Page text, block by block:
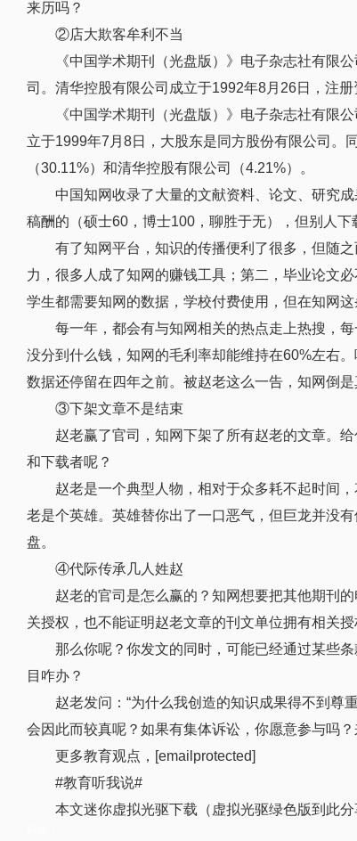
来历吗？
②店大欺客牟利不当
《中国学术期刊（光盘版）》电子杂志社有限
司。清华控股有限公司成立于1992年8月26日，注
《中国学术期刊（光盘版）》电子杂志社有限
立于1999年7月8日，大股东是同方股份有限公司。
（30.11%）和清华控股有限公司（4.21%）。
中国知网收录了大量的文献资料、论文、研究
稿酬的（硕士60，博士100，聊胜于无），但别人下
有了知网平台，知识的传播便利了很多，但随
力，很多人成了知网的赚钱工具；第二，毕业论文
学生都需要知网的数据，学校付费使用，但在知网
每一年，都会有与知网相关的热点走上热搜，
没分到什么钱，知网的毛利率却能维持在60%左右
数据还停留在四年之前。被赵老这么一告，知网倒是
③下架文章不是结束
赵老赢了官司，知网下架了所有赵老的文章。
和下载者呢？
赵老是一个典型人物，相对于众多耗不起时间
老是个英雄。英雄替你出了一口恶气，但巨龙并没
盘。
④代际传承几人姓赵
赵老的官司是怎么赢的？知网想要把其他期刊
关授权，也不能证明赵老文章的刊文单位拥有相关
那么你呢？你发文的同时，可能已经通过某些
目咋办？
赵老发问：“为什么我创造的知识成果得不到尊
会因此而较真呢？如果有集体诉讼，你愿意参与吗？
更多教育观点，[emailprotected]
#教育听我说#
本文迷你虚拟光驱下载（虚拟光驱绿色版到此分